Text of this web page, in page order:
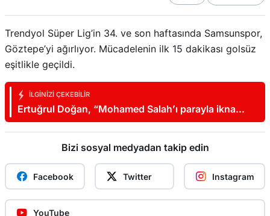
Trendyol Süper Lig’in 34. ve son haftasında Samsunspor,
Göztepe’yi ağırlıyor. Mücadelenin ilk 15 dakikası golsüz
eşitlikle geçildi.
İLGINIZI ÇEKEBILIR
Ertuğrul Doğan, “Mohamed Salah’ı parayla ikna
edemezsiniz”
Bizi sosyal medyadan takip edin
Facebook Twitter Instagram
YouTube